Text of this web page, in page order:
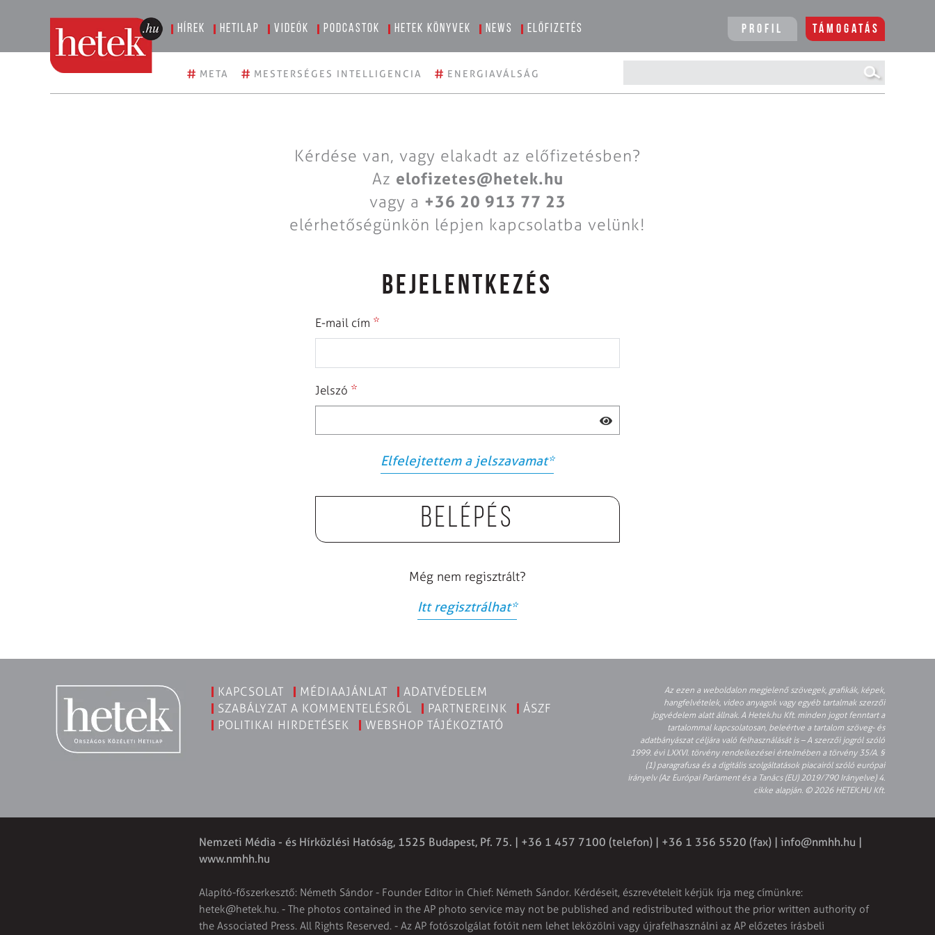
Hírek Hetilap Videók Podcastok Hetek könyvek News Előfizetés Profil Támogatás
# META # MESTERSÉGES INTELLIGENCIA # ENERGIAVÁLSÁG
Kérdése van, vagy elakadt az előfizetésben?
Az elofizetes@hetek.hu
vagy a +36 20 913 77 23
elérhetőségünkön lépjen kapcsolatba velünk!
BEJELENTKEZÉS
E-mail cím *
Jelszó *
Elfelejtettem a jelszavamat*
Belépés
Még nem regisztrált?
Itt regisztrálhat*
KAPCSOLAT MÉDIAAJÁNLAT
ADATVÉDELEM
SZABÁLYZAT A KOMMENTELÉSRŐL
PARTNEREINK
ÁSZF
POLITIKAI HIRDETÉSEK
WEBSHOP TÁJÉKOZTATÓ
Az ezen a weboldalon megjelenő szövegek, grafikák, képek,
hangfelvételek, video anyagok vagy egyéb tartalmak szerzői
jogvédelem alatt állnak. A Hetek.hu Kft. minden jogot fenntart a
tartalommal kapcsolatosan, beleértve a tartalom szöveg- és
adatbányászat céljára való felhasználását is – A szerzői jogról szóló
1999. évi LXXVI. törvény rendelkezései értelmében a törvény 35/A. §
(1) paragrafusa és a digitális szolgáltatások piacairól szóló európai
irányelv (Az Európai Parlament és a Tanács (EU) 2019/790 Irányelve) 4.
cikke alapján. © 2026 HETEK.HU Kft.
Nemzeti Média - és Hírközlési Hatóság, 1525 Budapest, Pf. 75. | +36 1 457 7100 (telefon) | +36 1 356 5520 (fax) | info@nmhh.hu |
www.nmhh.hu
Alapító-főszerkesztő: Németh Sándor - Founder Editor in Chief: Németh Sándor. Kérdéseit, észrevételeit kérjük írja meg címünkre:
hetek@hetek.hu. - The photos contained in the AP photo service may not be published and redistributed without the prior written authority of
the Associated Press. All Rights Reserved. - Az AP fotószolgálat fotóit nem lehet leközölni vagy újrafelhasználni az AP előzetes írásbeli